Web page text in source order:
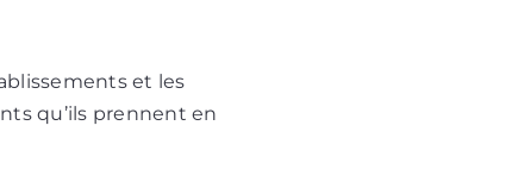
et les
qu’ils prennent en